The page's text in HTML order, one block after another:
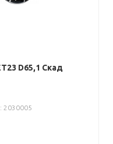
D65,1 Скад
2030005